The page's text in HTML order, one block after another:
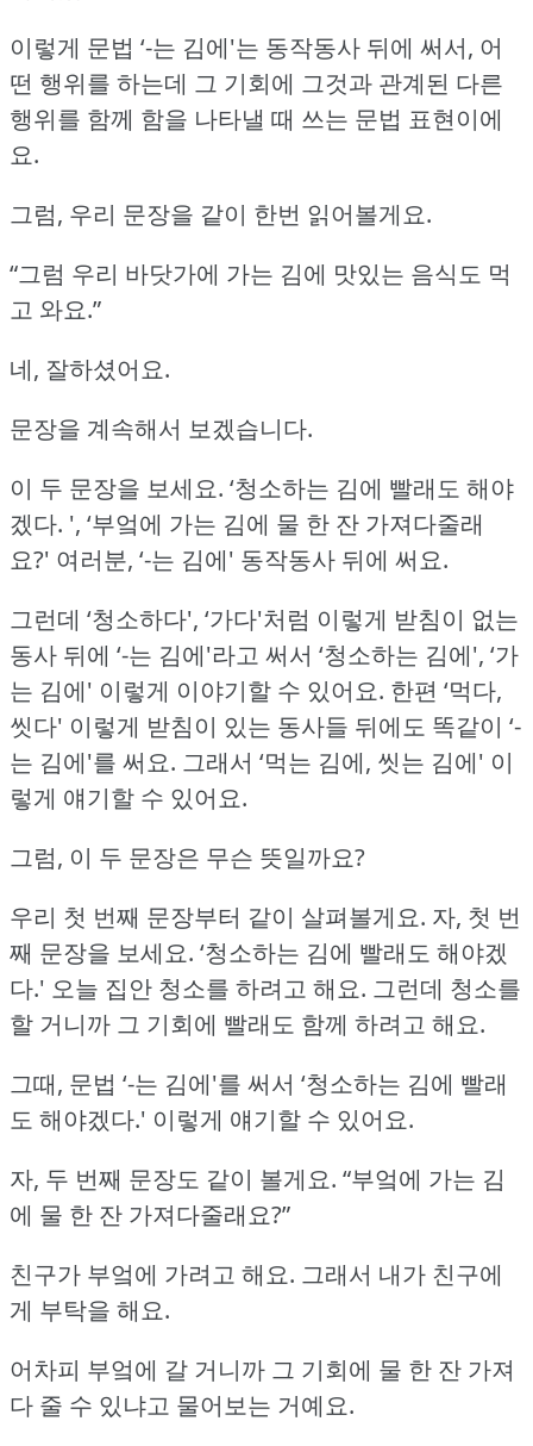
이렇게 문법 ‘-는 김에'는 동작동사 뒤에 써서, 어
떤 행위를 하는데 그 기회에 그것과 관계된 다른
행위를 함께 함을 나타낼 때 쓰는 문법 표현이에
요.
그럼, 우리 문장을 같이 한번 읽어볼게요.
“그럼 우리 바닷가에 가는 김에 맛있는 음식도 먹
고 와요.”
네, 잘하셨어요.
문장을 계속해서 보겠습니다.
이 두 문장을 보세요. ‘청소하는 김에 빨래도 해야
겠다. ', ‘부엌에 가는 김에 물 한 잔 가져다줄래
요?' 여러분, ‘-는 김에' 동작동사 뒤에 써요.
그런데 ‘청소하다', ‘가다'처럼 이렇게 받침이 없는
동사 뒤에 ‘-는 김에'라고 써서 ‘청소하는 김에', ‘가
는 김에' 이렇게 이야기할 수 있어요. 한편 ‘먹다,
씻다' 이렇게 받침이 있는 동사들 뒤에도 똑같이 ‘-
는 김에'를 써요. 그래서 ‘먹는 김에, 씻는 김에' 이
렇게 얘기할 수 있어요.
그럼, 이 두 문장은 무슨 뜻일까요?
우리 첫 번째 문장부터 같이 살펴볼게요. 자, 첫 번
째 문장을 보세요. ‘청소하는 김에 빨래도 해야겠
다.' 오늘 집안 청소를 하려고 해요. 그런데 청소를
할 거니까 그 기회에 빨래도 함께 하려고 해요.
그때, 문법 ‘-는 김에'를 써서 ‘청소하는 김에 빨래
도 해야겠다.' 이렇게 얘기할 수 있어요.
자, 두 번째 문장도 같이 볼게요. “부엌에 가는 김
에 물 한 잔 가져다줄래요?”
친구가 부엌에 가려고 해요. 그래서 내가 친구에
게 부탁을 해요.
어차피 부엌에 갈 거니까 그 기회에 물 한 잔 가져
다 줄 수 있냐고 물어보는 거예요.